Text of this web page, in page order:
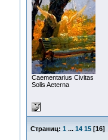
Сaementarius Civitas
Solis Aeterna
Страниц: 1 ... 14 15[16]